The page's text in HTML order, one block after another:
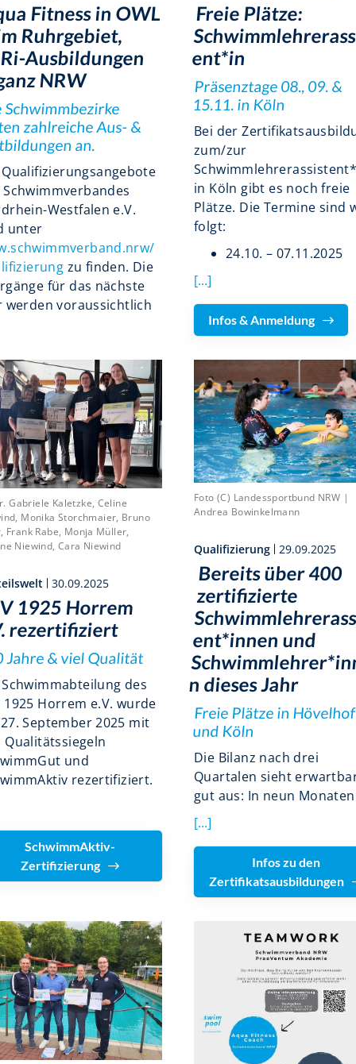
Fitness in OWL
Ruhrgebiet,
Ausbildungen
NRW
Schwimmbezirke
zahlreiche Aus- &
an.
Schwimmverbandes
Westfalen e.V.
unter
zu finden. Die
für das nächste
werden voraussichtlich
Freie Plätze:
ent*in
Präsenztage 08., 09. &
15.11. in Köln
Bei der
zum/zur
in Köln gibt es noch freie
Plätze. Die Termine sind
folgt:
24.10. – 07.11.2025
[...]
Infos & Anmeldung
Gabriele Kaletzke, Celine
Monika Storchmaier, Bruno
Frank Rabe, Monja Müller,
Niewind, Cara Niewind
30.09.2025
1925 Horrem
rezertifiziert
Jahre & viel Qualität
des
1925 Horrem e.V. wurde
September 2025 mit
Qualitätssiegeln
und
rezertifiziert.
SchwimmAktiv-
Zertifizierung
Foto (C) Landessportbund NRW |
Andrea Bowinkelmann
Qualifizierung 29.09.2025
Bereits über 400
zertifizierte
ent*innen und
n dieses Jahr
Freie Plätze in Hövelhof
und Köln
Die Bilanz nach drei
Quartalen sieht
gut aus: In neun Monaten
[...]
Infos zu den
Zertifikatsausbildungen